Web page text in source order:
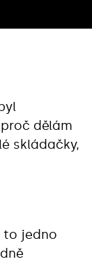
dělám
skládačky,
to jedno